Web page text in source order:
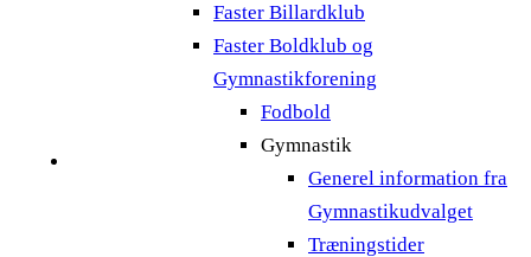
Faster Billardklub
Faster Boldklub og
Gymnastikforening
Fodbold
Gymnastik
Generel information fra
Gymnastikudvalget
Træningstider